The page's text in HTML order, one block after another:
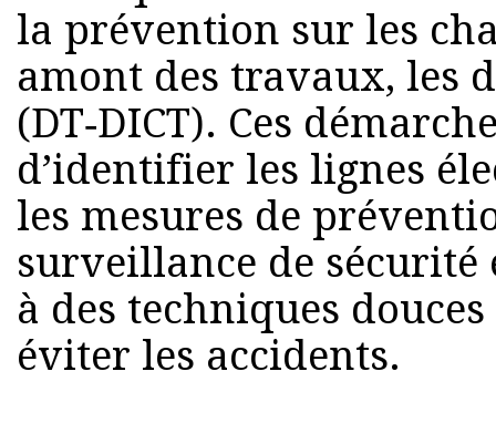
la prévention sur les
amont des travaux, les
(DT‑DICT). Ces
d’identifier les lignes
les mesures de
surveillance de
à des techniques
éviter les accidents.